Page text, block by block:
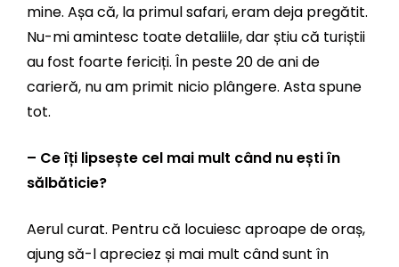
mine. Așa că, la primul safari, eram deja pregătit.
Nu-mi amintesc toate detaliile, dar știu că turiștii
au fost foarte fericiți. În peste 20 de ani de
carieră, nu am primit nicio plângere. Asta spune
tot.
– Ce îți lipsește cel mai mult când nu ești în
sălbăticie?
Aerul curat. Pentru că locuiesc aproape de oraș,
ajung să-l apreciez și mai mult când sunt în